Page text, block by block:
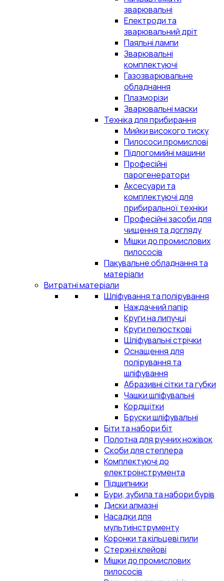
зварювальні
Електроди та
зварювальний дріт
Паяльні лампи
Зварювальні
комплектуючі
Газозварювальне
обладнання
Плазморізи
Зварювальні маски
Техніка для прибирання
Мийки високого тиску
Пилососи промислові
Підлогомийні машини
Професійні
парогенератори
Аксесуари та
комплектуючі для
прибиральної техніки
Професійні засоби для
чищення та догляду
Мішки до промислових
пилососів
Пакувальне обладнання та
матеріали
Витратні матеріали
Шліфування та полірування
Наждачний папір
Круги на липучці
Круги пелюсткові
Шліфувальні стрічки
Оснащення для
полірування та
шліфування
Абразивні сітки та губки
Чашки шліфувальні
Кордщітки
Бруски шліфувальні
Біти та набори біт
Полотна для ручних ножівок
Скоби для степлера
Комплектуючі до
електроінструмента
Підшипники
Бури, зубила та набори бурів
Диски алмазні
Насадки для
мультиінструменту
Коронки та кільцеві пили
Стержні клейові
Мішки до промислових
пилососів